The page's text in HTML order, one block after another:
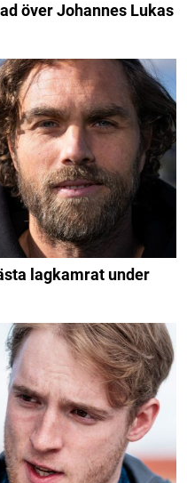
över Johannes Lukas
lagkamrat under